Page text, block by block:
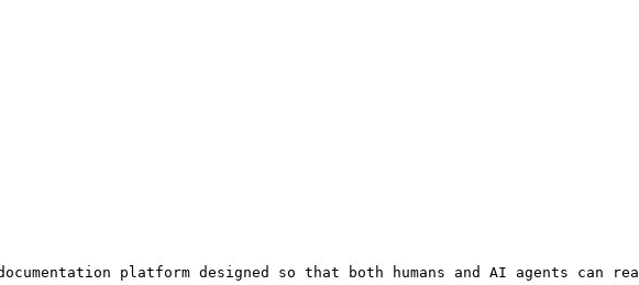
platform designed so that both humans and AI agents can